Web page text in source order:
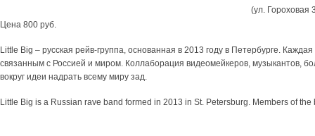
(ул. Гороховая
Цена 800 руб.
Little Big – русская рейв-группа, основанная в 2013 году в Петербурге.
связанным с Россией и миром. Коллаборация видеомейкеров, музыкантов,
вокруг идеи надрать всему миру зад.
Little Big is a Russian rave band formed in 2013 in St. Petersburg. Members of